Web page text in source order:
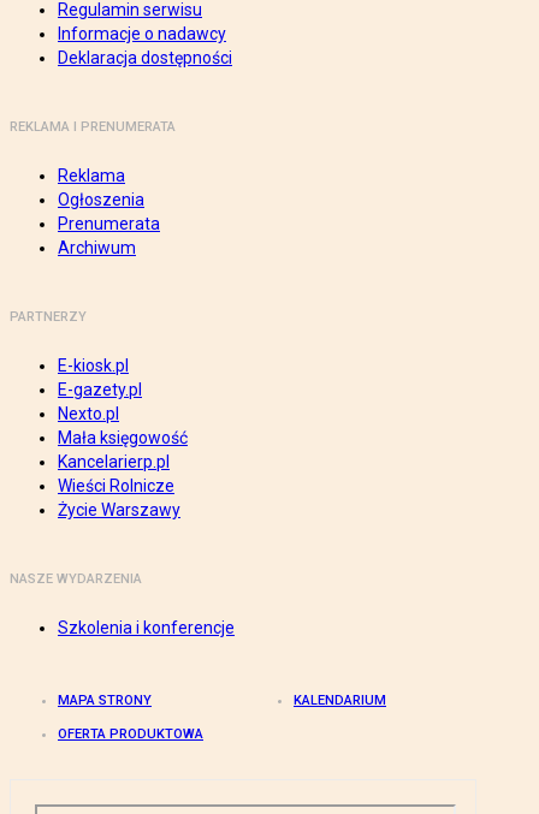
Regulamin serwisu
Informacje o nadawcy
Deklaracja dostępności
REKLAMA I PRENUMERATA
Reklama
Ogłoszenia
Prenumerata
Archiwum
PARTNERZY
E-kiosk.pl
E-gazety.pl
Nexto.pl
Mała księgowość
Kancelarierp.pl
Wieści Rolnicze
Życie Warszawy
NASZE WYDARZENIA
Szkolenia i konferencje
MAPA STRONY KALENDARIUM
OFERTA PRODUKTOWA